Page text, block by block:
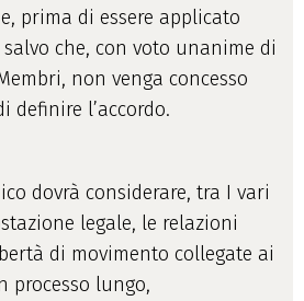
prima di essere applicato
che, con voto unanime di
non venga concesso
definire l’accordo.
dovrà considerare, tra I vari
legale, le relazioni
di movimento collegate ai
processo lungo,